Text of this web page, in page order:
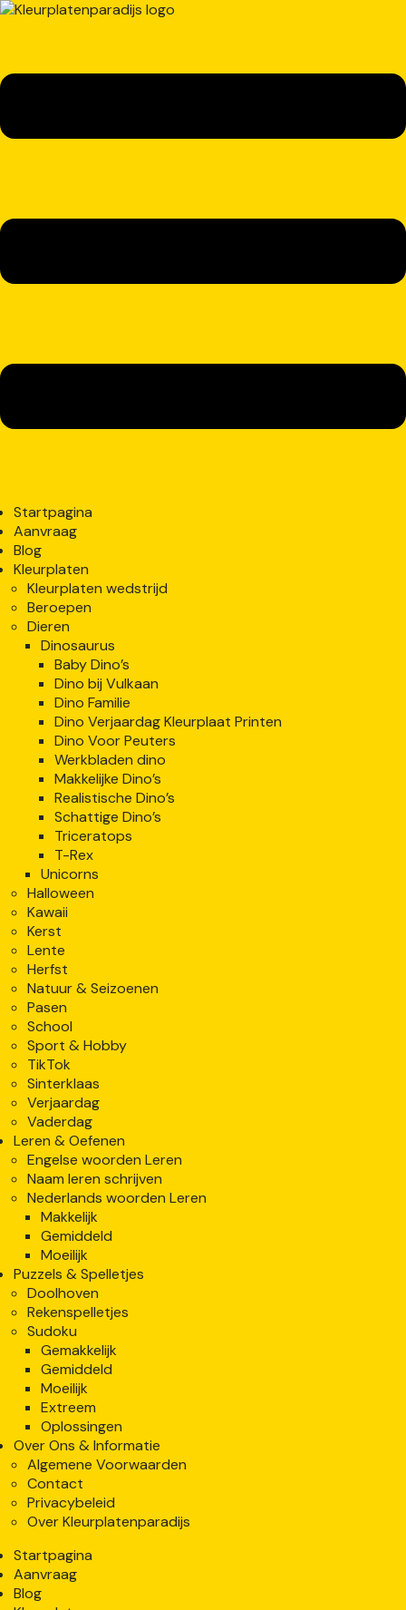
Startpagina
Aanvraag
Blog
Kleurplaten
Kleurplaten wedstrijd
Beroepen
Dieren
Dinosaurus
Baby Dino’s
Dino bij Vulkaan
Dino Familie
Dino Verjaardag Kleurplaat Printen
Dino Voor Peuters
Werkbladen dino
Makkelijke Dino’s
Realistische Dino’s
Schattige Dino’s
Triceratops
T-Rex
Unicorns
Halloween
Kawaii
Kerst
Lente
Herfst
Natuur & Seizoenen
Pasen
School
Sport & Hobby
TikTok
Sinterklaas
Verjaardag
Vaderdag
Leren & Oefenen
Engelse woorden Leren
Naam leren schrijven
Nederlands woorden Leren
Makkelijk
Gemiddeld
Moeilijk
Puzzels & Spelletjes
Doolhoven
Rekenspelletjes
Sudoku
Gemakkelijk
Gemiddeld
Moeilijk
Extreem
Oplossingen
Over Ons & Informatie
Algemene Voorwaarden
Contact
Privacybeleid
Over Kleurplatenparadijs
Startpagina
Aanvraag
Blog